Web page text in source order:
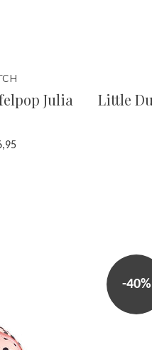
Julia
Little
-40%